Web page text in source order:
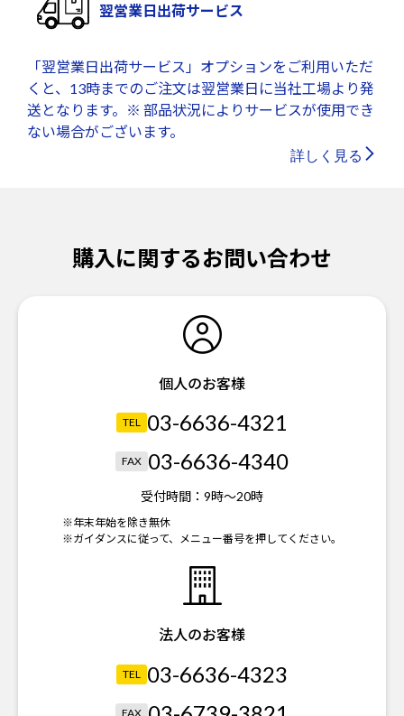
翌営業日出荷サービス
「翌営業日出荷サービス」オプションをご利用いただ
くと、13時までのご注文は翌営業日に当社工場より発
送となります。※ 部品状況によりサービスが使用でき
ない場合がございます。
詳しく見る
購入に関するお問い合わせ
個人のお客様
TEL 03-6636-4321
FAX 03-6636-4340
受付時間： 9時～20時
※年末年始を除き無休
※ガイダンスに従って、メニュー番号を押してください。
法人のお客様
TEL 03-6636-4323
FAX